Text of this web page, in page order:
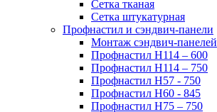
Сетка тканая
Сетка штукатурная
Профнастил и сэндвич-панели
Монтаж сэндвич-панелей
Профнастил Н114 – 600
Профнастил Н114 – 750
Профнастил Н57 - 750
Профнастил Н60 - 845
Профнастил Н75 – 750